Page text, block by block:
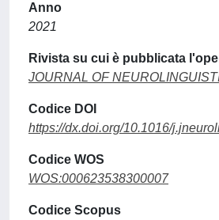
Anno
2021
Rivista su cui è pubblicata
JOURNAL OF
Codice DOI
https://dx.doi.org/10.1016/
Codice WOS
WOS:000623538300007
Codice Scopus